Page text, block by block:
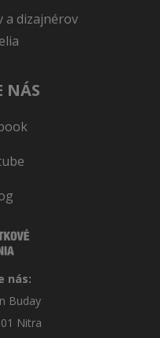
a dizajnérov
NÁS
nás:
Buday
Nitra